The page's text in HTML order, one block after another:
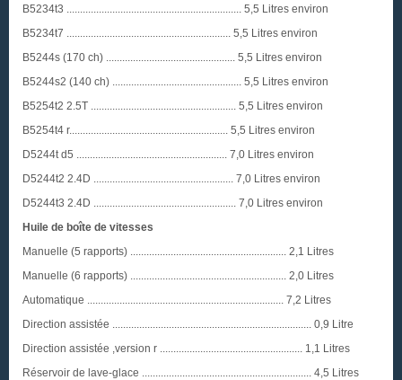
B5234t3 ................................................................. 5,5 Litres environ
B5234t7 ............................................................. 5,5 Litres environ
B5244s (170 ch) ................................................ 5,5 Litres environ
B5244s2 (140 ch) ................................................ 5,5 Litres environ
B5254t2 2.5T ...................................................... 5,5 Litres environ
B5254t4 r........................................................... 5,5 Litres environ
D5244t d5 ........................................................ 7,0 Litres environ
D5244t2 2.4D .................................................... 7,0 Litres environ
D5244t3 2.4D ..................................................... 7,0 Litres environ
Huile de boîte de vitesses
Manuelle (5 rapports) .......................................................... 2,1 Litres
Manuelle (6 rapports) .......................................................... 2,0 Litres
Automatique ......................................................................... 7,2 Litres
Direction assistée .......................................................................... 0,9 Litre
Direction assistée ,version r ..................................................... 1,1 Litres
Réservoir de lave-glace ............................................................... 4,5 Litres